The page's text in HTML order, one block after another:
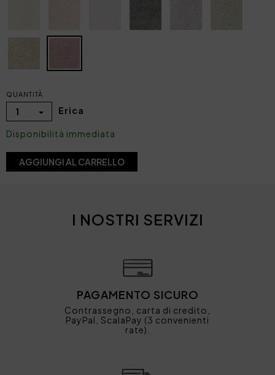
QUANTITÀ
1 Erica
Disponibilità immediata
AGGIUNGI AL CARRELLO
I NOSTRI SERVIZI
PAGAMENTO SICURO
Contrassegno, carta di credito,
PayPal, ScalaPay (3 convenienti
rate).